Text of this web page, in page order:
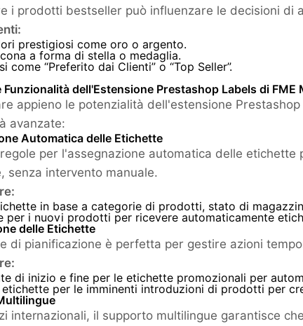
i prodotti bestseller può influenzare le decisioni di
prestigiosi come oro o argento.
a forma di stella o medaglia.
come “Preferito dai Clienti” o “Top Seller”.
dell'Estensione Prestashop Labels di FME
appieno le potenzialità dell'estensione
avanzate:
Automatica delle Etichette
per l'assegnazione automatica delle
senza intervento manuale.
in base a categorie di prodotti, stato di
per i nuovi prodotti per ricevere automaticamente
delle Etichette
di pianificazione è perfetta per gestire azioni
di inizio e fine per le etichette promozionali per
etichette per le imminenti introduzioni di prodotti per
internazionali, il supporto multilingue garantisce